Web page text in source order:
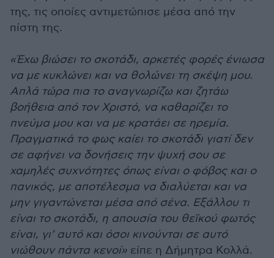
της, τις οποίες αντιμετώπισε μέσα από την
πίστη της.
«Έχω βιώσει το σκοτάδι, αρκετές φορές ένιωσα
να με κυκλώνει και να θολώνει τη σκέψη μου.
Απλά τώρα πια το αναγνωρίζω και ζητάω
βοήθεια από τον Χριστό, να καθαρίζει το
πνεύμα μου και να με κρατάει σε ηρεμία.
Πραγματικά το φως καίει το σκοτάδι γιατί δεν
σε αφήνει να δονήσεις την ψυχή σου σε
χαμηλές συχνότητες όπως είναι ο φόβος και ο
πανικός, με αποτέλεσμα να διαλύεται και να
μην γιγαντώνεται μέσα από σένα. Εξάλλου τι
είναι το σκοτάδι, η απουσία του θεϊκού φωτός
είναι, γι’ αυτό και όσοι κινούνται σε αυτό
νιώθουν πάντα κενοί» είπε η Δήμητρα Κολλά.